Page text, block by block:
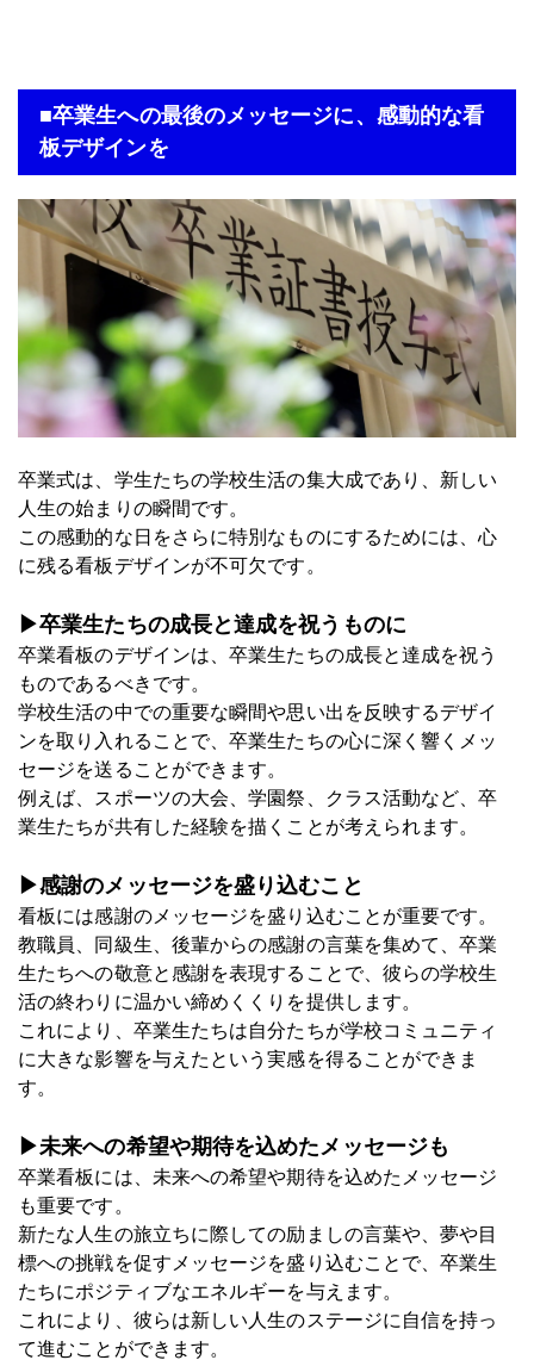
■卒業生への最後のメッセージに、感動的な看
板デザインを
卒業式は、学生たちの学校生活の集大成であり、新しい
人生の始まりの瞬間です。
この感動的な日をさらに特別なものにするためには、心
に残る看板デザインが不可欠です。
▶卒業生たちの成長と達成を祝うものに
卒業看板のデザインは、卒業生たちの成長と達成を祝う
ものであるべきです。
学校生活の中での重要な瞬間や思い出を反映するデザイ
ンを取り入れることで、卒業生たちの心に深く響くメッ
セージを送ることができます。
例えば、スポーツの大会、学園祭、クラス活動など、卒
業生たちが共有した経験を描くことが考えられます。
▶感謝のメッセージを盛り込むこと
看板には感謝のメッセージを盛り込むことが重要です。
教職員、同級生、後輩からの感謝の言葉を集めて、卒業
生たちへの敬意と感謝を表現することで、彼らの学校生
活の終わりに温かい締めくくりを提供します。
これにより、卒業生たちは自分たちが学校コミュニティ
に大きな影響を与えたという実感を得ることができま
す。
▶未来への希望や期待を込めたメッセージも
卒業看板には、未来への希望や期待を込めたメッセージ
も重要です。
新たな人生の旅立ちに際しての励ましの言葉や、夢や目
標への挑戦を促すメッセージを盛り込むことで、卒業生
たちにポジティブなエネルギーを与えます。
これにより、彼らは新しい人生のステージに自信を持っ
て進むことができます。